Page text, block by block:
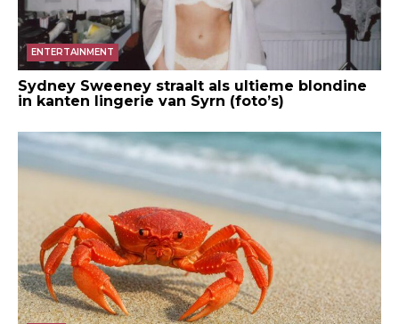
ENTERTAINMENT
Sydney Sweeney straalt als ultieme blondine
in kanten lingerie van Syrn (foto’s)